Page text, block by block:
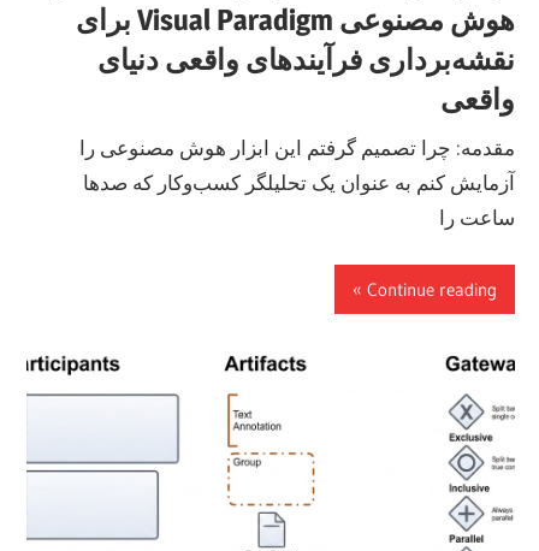
هوش مصنوعی Visual Paradigm برای
نقشه‌برداری فرآیندهای واقعی دنیای
واقعی
مقدمه: چرا تصمیم گرفتم این ابزار هوش مصنوعی را
آزمایش کنم به عنوان یک تحلیلگر کسب‌وکار که صدها
ساعت را
Continue reading